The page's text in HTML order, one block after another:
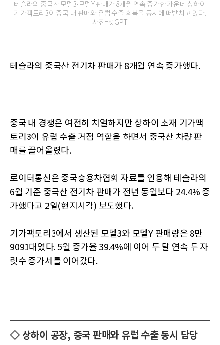
테슬라의 중국산 모델3·모델Y 판매가 8개월 연속 증가한 가운데 상하이
기가팩토리3이 중국 내 판매와 유럽 수출 회복을 동시에 떠받치고 있다.
사진=챗GPT
테슬라의 중국산 전기차 판매가 8개월 연속 증가했다.
중국 내 경쟁은 여전히 치열하지만 상하이 소재 기가팩
토리3이 유럽 수출 거점 역할을 하면서 중국산 차량 판
매를 끌어올렸다.
로이터통신은 중국승용차협회 자료를 인용해 테슬라의
6월 기준 중국산 전기차 판매가 전년 동월보다 24.4% 증
가했다고 2일(현지시각) 보도했다.
기가팩토리3에서 생산된 모델3와 모델Y 판매량은 8만
9091대였다. 5월 증가율 39.4%에 이어 두 달 연속 두 자
릿수 증가세를 이어갔다.
◇ 상하이 공장, 중국 판매와 유럽 수출 동시 담당